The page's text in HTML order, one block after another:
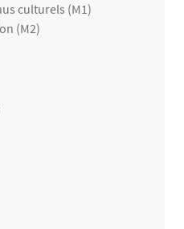
culturels (M1)
(M2)